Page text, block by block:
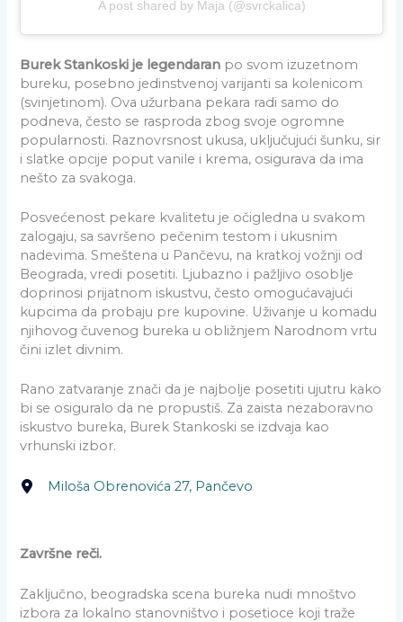
A post shared by Maja (@svrckalica)
Burek Stankoski je legendaran po svom izuzetnom
bureku, posebno jedinstvenoj varijanti sa kolenicom
(svinjetinom). Ova užurbana pekara radi samo do
podneva, često se rasproda zbog svoje ogromne
popularnosti. Raznovrsnost ukusa, uključujući šunku, sir
i slatke opcije poput vanile i krema, osigurava da ima
nešto za svakoga.
Posvećenost pekare kvalitetu je očigledna u svakom
zalogaju, sa savršeno pečenim testom i ukusnim
nadevima. Smeštena u Pančevu, na kratkoj vožnji od
Beograda, vredi posetiti. Ljubazno i pažljivo osoblje
doprinosi prijatnom iskustvu, često omogućavajući
kupcima da probaju pre kupovine. Uživanje u komadu
njihovog čuvenog bureka u obližnjem Narodnom vrtu
čini izlet divnim.
Rano zatvaranje znači da je najbolje posetiti ujutru kako
bi se osiguralo da ne propustiš. Za zaista nezaboravno
iskustvo bureka, Burek Stankoski se izdvaja kao
vrhunski izbor.
Miloša Obrenovića 27, Pančevo
Završne reči.
Zaključno, beogradska scena bureka nudi mnoštvo
izbora za lokalno stanovništvo i posetioce koji traže